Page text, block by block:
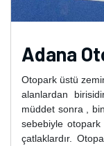
Adana
Otopark üstü
alanlardan
müddet sonra ,
sebebiyle
çatlaklardır.